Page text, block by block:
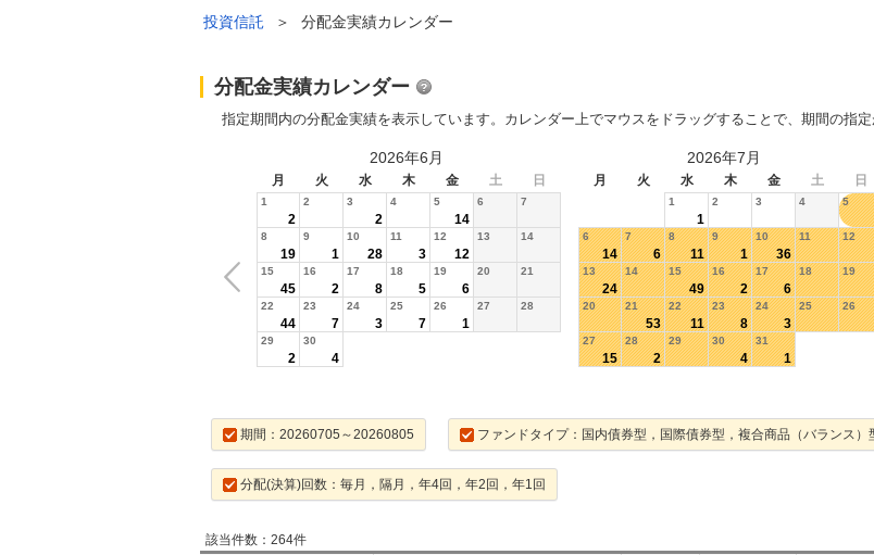
投資信託 ＞ 分配金実績カレンダー
分配金実績カレンダー
指定期間内の分配金実績を表示しています。カレンダー上でマウスをドラッグすることで、期間の指
2026年6月 2026年7月
月 火 水 木 金 土 日 月 火 水 木 金 土 日
1
2
2 3
2
4 5
14
6 7
8
19
9
1
10
28
11
3
12
12
13 14
15
45
16
2
17
8
18
5
19
6
20 21
22
44
23
7
24
3
25
7
26
1
27 28
29
2
30
4
1
1
2 3 4 5
6
14
7
6
8
11
9
1
10
36
11 12
13
24
14 15
49
16
2
17
6
18 19
20 21
53
22
11
23
8
24
3
25 26
27
15
28
2
29 30
4
31
1
期間：20260705～20260805 ファンドタイプ：国内債券型，国際債券型，複合商品（バランス）
分配(決算)回数：毎月，隔月，年4回，年2回，年1回
該当件数：264件